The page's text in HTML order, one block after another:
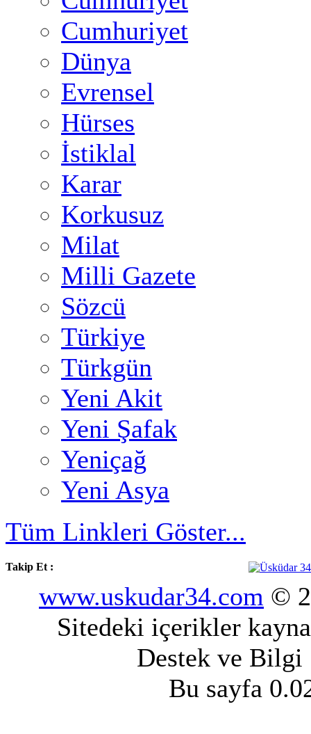
Cumhuriyet
Dünya
Evrensel
Hürses
İstiklal
Karar
Korkusuz
Milat
Milli Gazete
Sözcü
Türkiye
Türkgün
Yeni Akit
Yeni Şafak
Yeniçağ
Yeni Asya
Tüm Linkleri Göster...
Takip Et :
www.uskudar34.com ©
Sitedeki içerikler
Destek ve
Bu sayfa